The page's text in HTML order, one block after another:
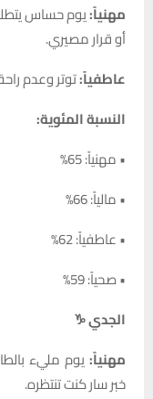
مهنياً:يوم حساس يتطلب
أو قرار مصيري.
عاطفياً:توتر وعدم
النسبة المئوية:
• مهنياً: 65%
• مالياً: 66%
• عاطفياً: 62%
• صحياً: 59%
الجدي ♑
مهنياً:يوم مليء
خبر سار كنت تنتظره.